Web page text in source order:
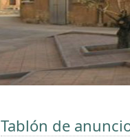
Tablón de